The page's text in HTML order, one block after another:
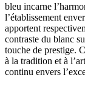
bleu incarne
l’établissement
apportent
contraste du blanc
touche de prestige.
à la tradition et à
continu envers